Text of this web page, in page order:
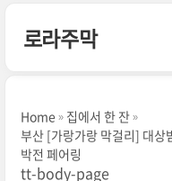
로라주막
Home
집에서 한 잔
부산 [가랑가랑 막걸리] 대상
박전 페어링
tt-body-page